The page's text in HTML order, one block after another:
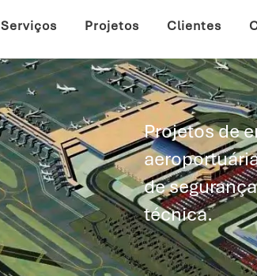
Serviços Projetos Clientes
Projetos de
de
técnica.